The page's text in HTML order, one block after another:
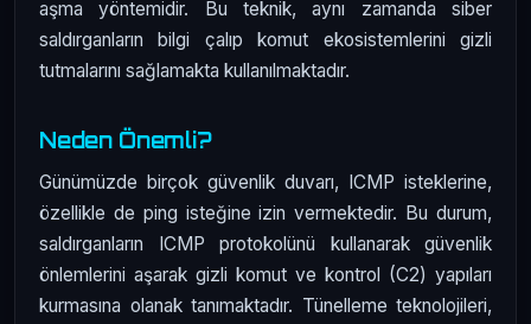
aşma yöntemidir. Bu teknik, aynı zamanda siber
saldırganların bilgi çalıp komut ekosistemlerini gizli
tutmalarını sağlamakta kullanılmaktadır.
Neden Önemli?
Günümüzde birçok güvenlik duvarı, ICMP isteklerine,
özellikle de ping isteğine izin vermektedir. Bu durum,
saldırganların ICMP protokolünü kullanarak güvenlik
önlemlerini aşarak gizli komut ve kontrol (C2) yapıları
kurmasına olanak tanımaktadır. Tünelleme teknolojileri,